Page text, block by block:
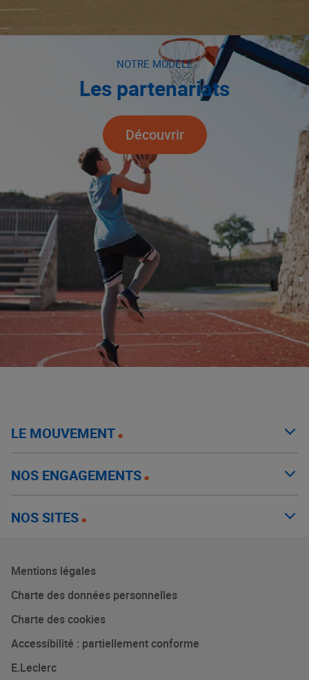
NOTRE MODÈLE
Les partenariats
Découvrir
LE MOUVEMENT
NOS ENGAGEMENTS
NOS SITES
Mentions légales
Charte des données personnelles
Charte des cookies
Accessibilité : partiellement conforme
E.Leclerc